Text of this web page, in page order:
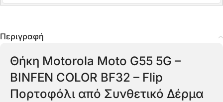
Περιγραφή
Θήκη Motorola Moto G55 5G –
BINFEN COLOR BF32 – Flip
Πορτοφόλι από Συνθετικό Δέρμα